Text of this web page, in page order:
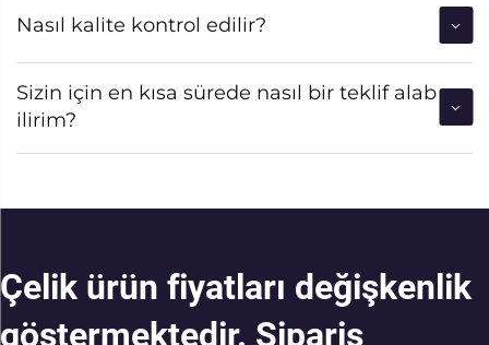
Nasıl kalite kontrol edilir?
Sizin için en kısa sürede nasıl bir teklif alab
ilirim?
Çelik ürün fiyatları değişkenlik
göstermektedir. Sipariş